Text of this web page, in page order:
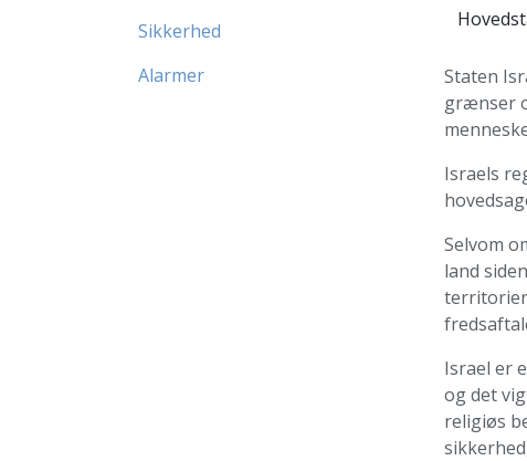
Sikkerhed
Alarmer
Staten
grænser
Israels
Selvom
land
Israel er
og det
religiøs